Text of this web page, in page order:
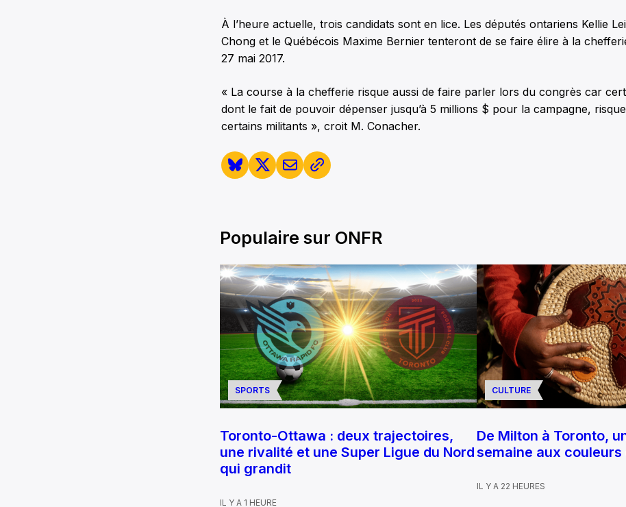
À l’heure actuelle, trois candidats sont en lice. Les députés ontariens Kellie
Chong et le Québécois Maxime Bernier tenteront de se faire élire à la
27 mai 2017.
« La course à la chefferie risque aussi de faire parler lors du congrès car
dont le fait de pouvoir dépenser jusqu’à 5 millions $ pour la campagne,
certains militants », croit M. Conacher.
Populaire sur ONFR
SPORTS
Toronto-Ottawa : deux trajectoires,
une rivalité et une Super Ligue du Nord
qui grandit
IL Y A 1 HEURE
CULTURE
De Milton à Toronto,
semaine aux
IL Y A 22 HEURES